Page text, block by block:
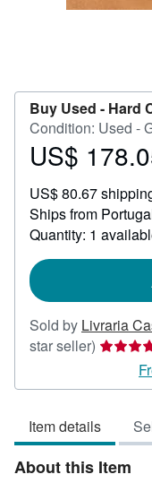
Buy Used - Hard
Condition: Used -
Price
178.05
US$
US$ 80.67
Ships from
Quantity: 1
Sold by Livraria
star seller) Seller
5
of
5
stars
Item details
About this Item